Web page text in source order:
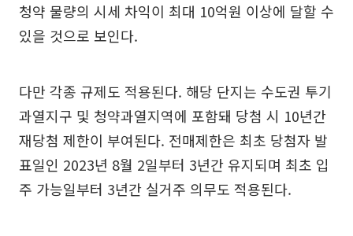
청약 물량의 시세 차익이 최대 10억원 이상에 달할 수
있을 것으로 보인다.
다만 각종 규제도 적용된다. 해당 단지는 수도권 투기
과열지구 및 청약과열지역에 포함돼 당첨 시 10년간
재당첨 제한이 부여된다. 전매제한은 최초 당첨자 발
표일인 2023년 8월 2일부터 3년간 유지되며 최초 입
주 가능일부터 3년간 실거주 의무도 적용된다.